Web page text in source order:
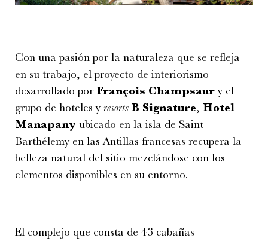
Con una pasión por la naturaleza que se refleja
en su trabajo, el proyecto de interiorismo
desarrollado por François Champsaury el
grupo de hoteles y resorts B Signature, Hotel
Manapany ubicado en la isla de Saint
Barthélemy en las Antillas francesas recupera la
belleza natural del sitio mezclándose con los
elementos disponibles en su entorno.
El complejo que consta de 43 cabañas